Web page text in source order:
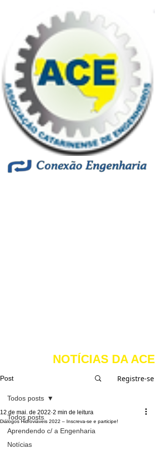
NOTÍCIAS DA ACE
Post Registre-se
Todos posts
Aprendendo c/ a Engenharia
Notícias
Todos posts
Diálogos Hidroviáveis 2022 – Inscreva-se e participe!
12 de mai. de 2022 2 min de leitura